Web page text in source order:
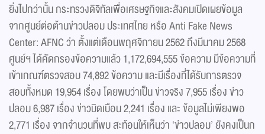
ยิ่งไปกว่านั้น กระทรวงดิจิทัลเพื่อเศรษฐกิจและสังคมเปิดเผยข้อมูล
จากศูนย์ต่อต้านข่าวปลอม ประเทศไทย หรือ Anti Fake News
Center: AFNC ว่า ตั้งแต่เดือนพฤศจิกายน 2562 ถึงมีนาคม 2568
ศูนย์ฯ ได้คัดกรองข้อความแล้ว 1,172,694,555 ข้อความ มีข้อความที่
เข้าเกณฑ์ตรวจสอบ 74,892 ข้อความ และมีเรื่องที่ได้รับการตรวจ
สอบทั้งหมด 19,954 เรื่อง โดยพบว่าเป็น ข่าวจริง 7,955 เรื่อง ข่าว
ปลอม 6,987 เรื่อง ข่าวบิดเบือน 2,241 เรื่อง และ ข้อมูลไม่เพียงพอ
2,771 เรื่อง จากจำนวนที่พบ สะท้อนให้เห็นว่า ‘ข่าวปลอม’ ยังคงเป็นก